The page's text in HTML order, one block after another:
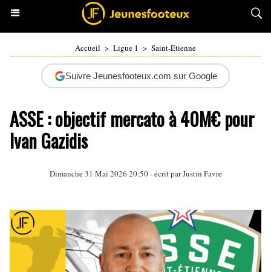
Accueil > Ligue 1 > Saint-Etienne
Suivre Jeunesfooteux.com sur Google
ASSE : objectif mercato à 40M€ pour
Ivan Gazidis
Dimanche 31 Mai 2026 20:50 - écrit parJustin Favre